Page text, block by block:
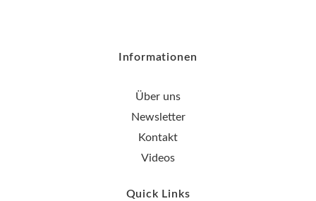
Informationen
Über uns
Newsletter
Kontakt
Videos
Quick Links